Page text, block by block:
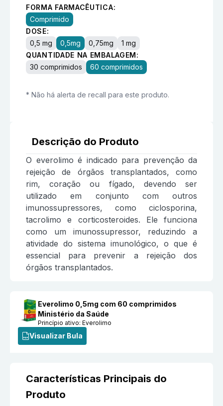
FORMA FARMACÊUTICA:
Comprimido
DOSE:
0,5 mg
0,5mg 0,75mg
1 mg
QUANTIDADE NA EMBALAGEM:
30 comprimidos
60 comprimidos
* Não há alerta de recall para este produto.
Descrição do Produto
O everolimo é indicado para prevenção da
rejeição de órgãos transplantados, como
rim, coração ou fígado, devendo ser
utilizado em conjunto com outros
imunossupressores, como ciclosporina,
tacrolimo e corticosteroides. Ele funciona
como um imunossupressor, reduzindo a
atividade do sistema imunológico, o que é
essencial para prevenir a rejeição dos
órgãos transplantados.
Everolimo 0,5mg com 60 comprimidos
Ministério da Saúde
Princípio ativo:Everolimo
Visualizar Bula
Características Principais do
Produto